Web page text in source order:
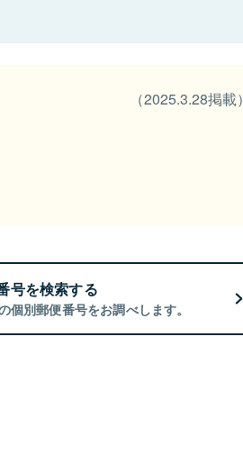
（2025.3.28掲載）
号を検索する
個別郵便番号をお調べします。